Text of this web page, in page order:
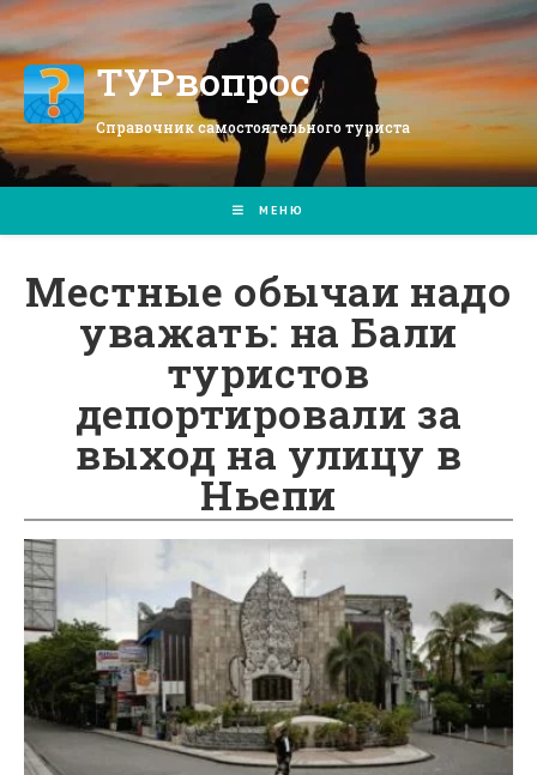
Перейти
к
содержимомуТУРвопрос
Справочник самостоятельного туриста
МЕНЮ
Местные обычаи надо
уважать: на Бали
туристов
депортировали за
выход на улицу в
Ньепи